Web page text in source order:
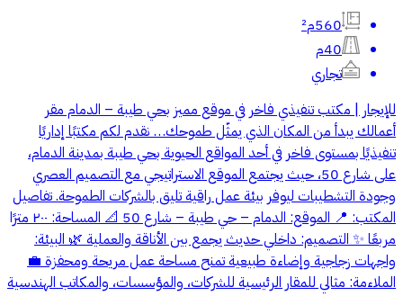
560م²
40م
تجاري
للإيجار | مكتب تنفيذي فاخر في موقع مميز بحي طيبة – الدمام مقر
أعمالك يبدأ من المكان الذي يمثّل طموحك… نقدم لكم مكتبًا إداريًا
تنفيذيًا بمستوى فاخر في أحد المواقع الحيوية بحي طيبة بمدينة الدمام،
على شارع 50، حيث يجتمع الموقع الاستراتيجي مع التصميم العصري
وجودة التشطيبات ليوفر بيئة عمل راقية تليق بالشركات الطموحة. تفاصيل
المكتب: 📍 الموقع: الدمام – حي طيبة – شارع 50 📐 المساحة: ٢٠٠ مترًا
مربعًا ✨ التصميم: داخلي حديث يجمع بين الأناقة والعملية 🌿 البيئة:
واجهات زجاجية وإضاءة طبيعية تمنح مساحة عمل مريحة ومحفزة 💼
الملاءمة: مثالي للمقار الرئيسية للشركات، والمؤسسات، والمكاتب الهندسية